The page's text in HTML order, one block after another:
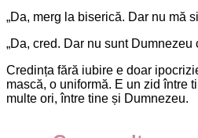
„Da, merg la biserică. Dar nu mă
„Da, cred. Dar nu sunt Dumnezeu
Credința fără iubire e doar
mască, o uniformă. E un zid între
multe ori, între tine și Dumnezeu.